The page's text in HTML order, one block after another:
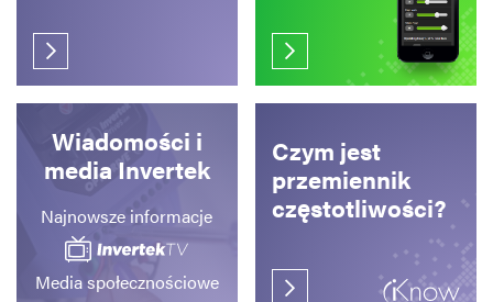
Wiadomości i
media Invertek
Najnowsze informacje
Media społecznościowe
Czym jest
przemiennik
częstotliwości?